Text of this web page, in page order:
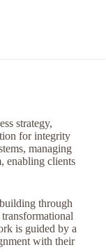
strategy,
for integrity
managing
enabling clients
through
is guided by a
with their